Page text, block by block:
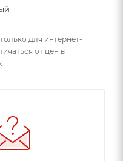
для интернет-
от цен в